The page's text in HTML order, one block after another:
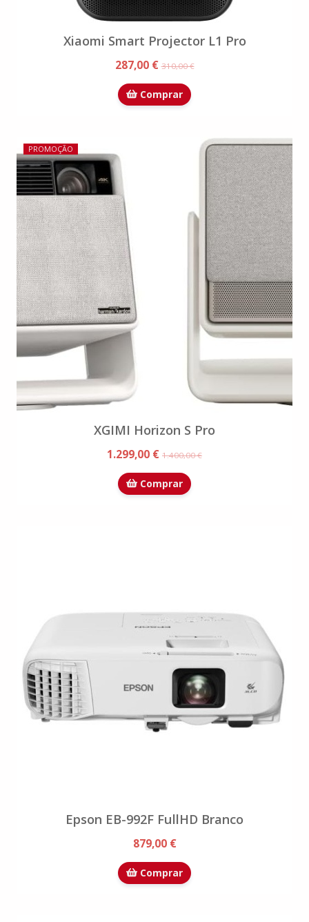
Xiaomi Smart Projector L1 Pro
287,00 €310,00 €
Comprar
PROMOÇÃO
XGIMI Horizon S Pro
1.299,00 € 1.400,00 €
Comprar
Epson EB-992F FullHD Branco
879,00 €
Comprar